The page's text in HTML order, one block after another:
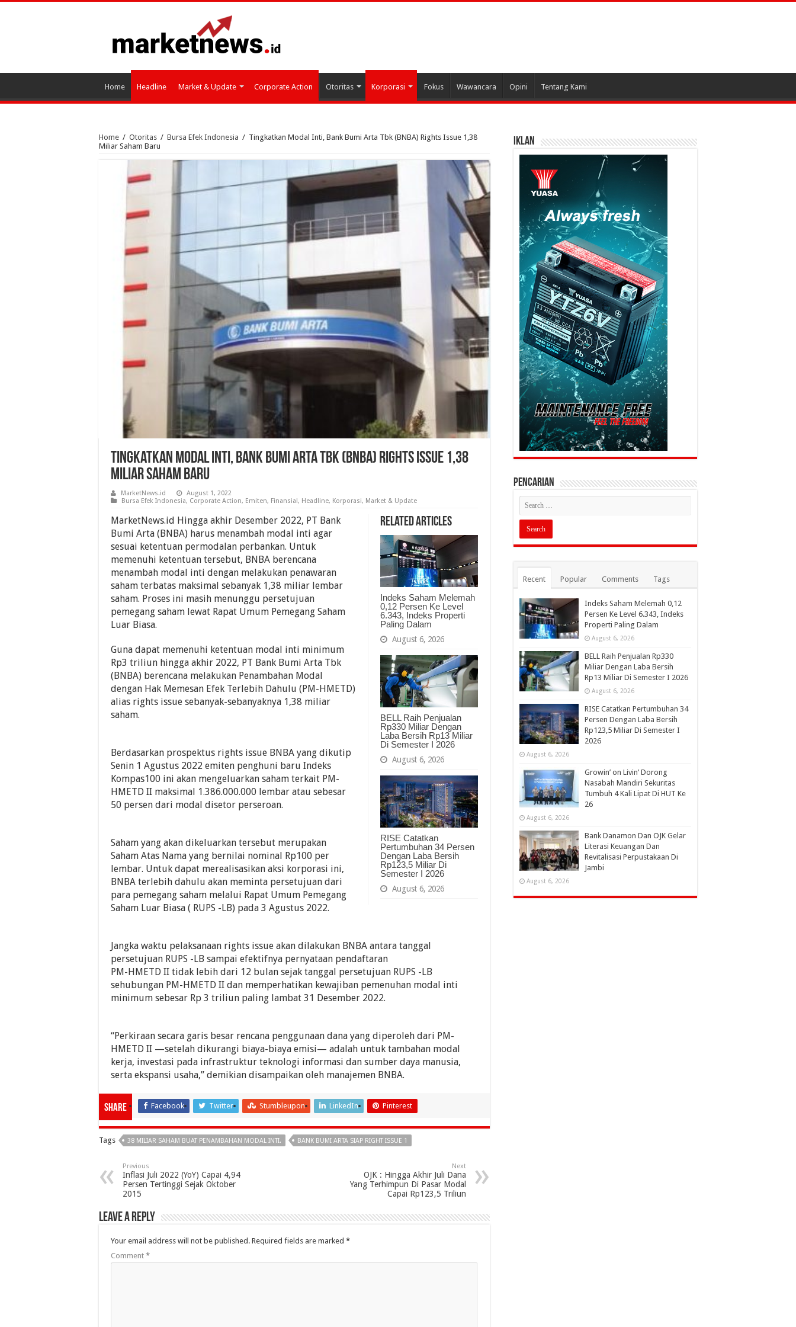
Home Headline Market & Update Corporate Action Otoritas Korporasi Fokus Wawancara Opini Tentang Kami
Home / Otoritas / Bursa Efek Indonesia / Tingkatkan Modal Inti, Bank Bumi Arta Tbk (BNBA) Rights Issue 1,38
Miliar Saham Baru
Tingkatkan Modal Inti, Bank Bumi Arta Tbk (BNBA) Rights Issue 1,38
Miliar Saham Baru
MarketNews.id
August 1, 2022
Bursa Efek Indonesia, Corporate Action, Emiten, Finansial , Headline, Korporasi, Market & Update
Related Articles
Indeks Saham Melemah
0,12 Persen Ke Level
6.343, Indeks Properti
Paling Dalam
August 6, 2026
BELL Raih Penjualan
Rp330 Miliar Dengan
Laba Bersih Rp13 Miliar
Di Semester I 2026
August 6, 2026
RISE Catatkan
Pertumbuhan 34 Persen
Dengan Laba Bersih
Rp123,5 Miliar Di
Semester I 2026
August 6, 2026
MarketNews.id Hingga akhir Desember 2022, PT Bank
Bumi Arta (BNBA) harus menambah modal inti agar
sesuai ketentuan permodalan perbankan. Untuk
memenuhi ketentuan tersebut, BNBA berencana
menambah modal inti dengan melakukan penawaran
saham terbatas maksimal sebanyak 1,38 miliar lembar
saham. Proses ini masih menunggu persetujuan
pemegang saham lewat Rapat Umum Pemegang Saham
Luar Biasa.
Guna dapat memenuhi ketentuan modal inti minimum
Rp3 triliun hingga akhir 2022, PT Bank Bumi Arta Tbk
(BNBA) berencana melakukan Penambahan Modal
dengan Hak Memesan Efek Terlebih Dahulu (PM-HMETD)
alias rights issue sebanyak-sebanyaknya 1,38 miliar
saham.
Berdasarkan prospektus rights issue BNBA yang dikutip
Senin 1 Agustus 2022 emiten penghuni baru Indeks
Kompas100 ini akan mengeluarkan saham terkait PM-
HMETD II maksimal 1.386.000.000 lembar atau sebesar
50 persen dari modal disetor perseroan.
Saham yang akan dikeluarkan tersebut merupakan
Saham Atas Nama yang bernilai nominal Rp100 per
lembar. Untuk dapat merealisasikan aksi korporasi ini,
BNBA terlebih dahulu akan meminta persetujuan dari
para pemegang saham melalui Rapat Umum Pemegang
Saham Luar Biasa ( RUPS -LB) pada 3 Agustus 2022.
Jangka waktu pelaksanaan rights issue akan dilakukan BNBA antara tanggal
persetujuan RUPS -LB sampai efektifnya pernyataan pendaftaran
PM-HMETD II tidak lebih dari 12 bulan sejak tanggal persetujuan RUPS -LB
sehubungan PM-HMETD II dan memperhatikan kewajiban pemenuhan modal inti
minimum sebesar Rp 3 triliun paling lambat 31 Desember 2022.
“Perkiraan secara garis besar rencana penggunaan dana yang diperoleh dari PM-
HMETD II —setelah dikurangi biaya-biaya emisi— adalah untuk tambahan modal
kerja, investasi pada infrastruktur teknologi informasi dan sumber daya manusia,
serta ekspansi usaha,” demikian disampaikan oleh manajemen BNBA.
Share Facebook Twitter Stumbleupon LinkedIn Pinterest
Tags 38 MILIAR SAHAM BUAT PENAMBAHAN MODAL INTI. BANK BUMI ARTA SIAP RIGHT ISSUE 1
Previous
Inflasi Juli 2022 (YoY) Capai 4,94
Persen Tertinggi Sejak Oktober
2015
Next
OJK : Hingga Akhir Juli Dana
Yang Terhimpun Di Pasar Modal
Capai Rp123,5 Triliun
Leave a Reply
Your email address will not be published. Required fields are marked *
Comment *
IKLAN
PENCARIAN
Recent Popular Comments Tags
Indeks Saham Melemah 0,12
Persen Ke Level 6.343, Indeks
Properti Paling Dalam
August 6, 2026
BELL Raih Penjualan Rp330
Miliar Dengan Laba Bersih
Rp13 Miliar Di Semester I 2026
August 6, 2026
RISE Catatkan Pertumbuhan 34
Persen Dengan Laba Bersih
Rp123,5 Miliar Di Semester I
2026
August 6, 2026
Growin’ on Livin’ Dorong
Nasabah Mandiri Sekuritas
Tumbuh 4 Kali Lipat Di HUT Ke
26
August 6, 2026
Bank Danamon Dan OJK Gelar
Literasi Keuangan Dan
Revitalisasi Perpustakaan Di
Jambi
August 6, 2026